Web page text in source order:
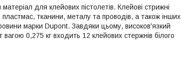
для клейових пістолетів. Клейові стрижні
тканини, металу та проводів, а також інших
марки Dupont. Завдяки цьому, високов'язкий
0,275 кг входить 12 клейових стержнів білого